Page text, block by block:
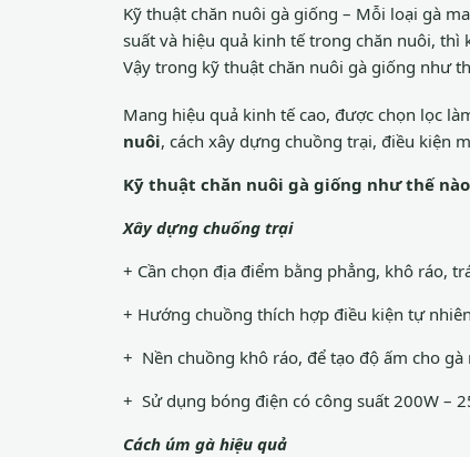
Kỹ thuật chăn nuôi gà giống – Mỗi loại gà
suất và hiệu quả kinh tế trong chăn nuôi,
Vậy trong kỹ thuật chăn nuôi gà giống như
Mang hiệu quả kinh tế cao, được chọn lọc
nuôi, cách xây dựng chuồng trại, điều kiện
Kỹ thuật chăn nuôi gà giống như thế
Xây dựng chuống trại
+ Cần chọn địa điểm bằng phẳng, khô ráo,
+ Hướng chuồng thích hợp điều kiện tự
+ Nền chuồng khô ráo, để tạo độ ấm cho
+ Sử dụng bóng điện có công suất 200W –
Cách úm gà hiệu quả